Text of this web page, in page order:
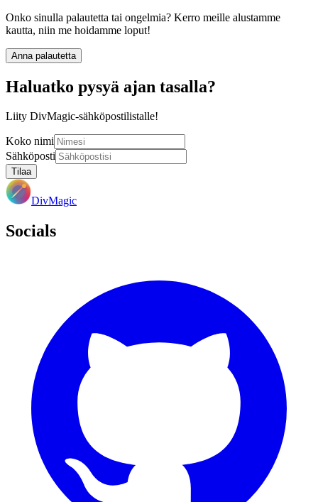
Onko sinulla palautetta tai ongelmia? Kerro meille alustamme
kautta, niin me hoidamme loput!
Anna palautetta
Haluatko pysyä ajan tasalla?
Liity DivMagic-sähköpostilistalle!
Koko nimi
Sähköposti
Tilaa
DivMagic
Socials